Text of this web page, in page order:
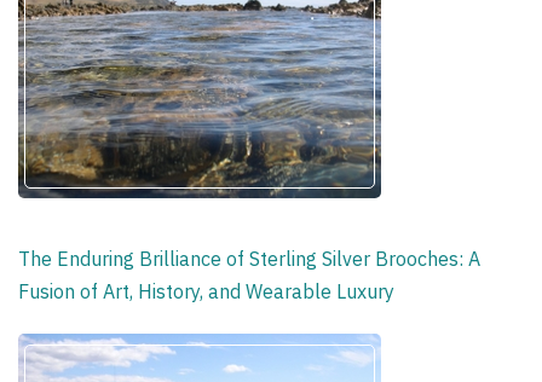
The Enduring Brilliance of Sterling Silver Brooches: A
Fusion of Art, History, and Wearable Luxury